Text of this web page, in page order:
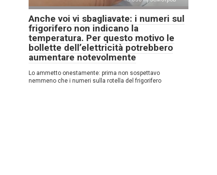
Anche voi vi sbagliavate: i numeri sul
frigorifero non indicano la
temperatura. Per questo motivo le
bollette dell’elettricità potrebbero
aumentare notevolmente
Lo ammetto onestamente: prima non sospettavo
nemmeno che i numeri sulla rotella del frigorifero